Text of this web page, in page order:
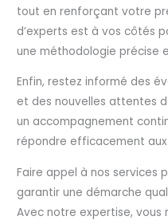
tout en renforçant votre
d’experts est à vos côtés
une méthodologie précise
Enfin, restez informé des
et des nouvelles attentes
un accompagnement
répondre efficacement
Faire appel à nos services
garantir une démarche
Avec notre expertise,